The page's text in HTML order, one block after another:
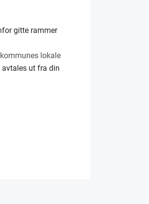
gitte rammer
lokale
avtales ut fra din